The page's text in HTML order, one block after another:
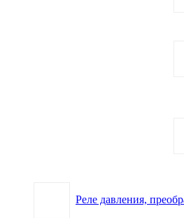
Реле давления,